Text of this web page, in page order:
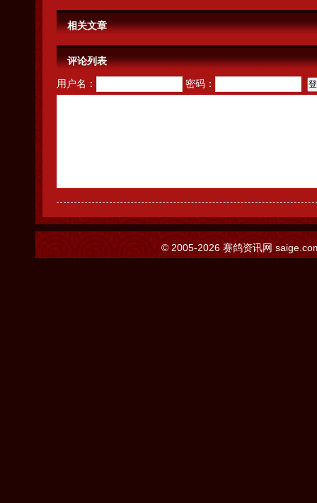
相关文章
评论列表
用户名： 密码：
© 2005-2026 赛鸽资讯网